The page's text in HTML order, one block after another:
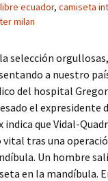
ecuador, camiseta
milan
selección
a nuestro
del hospital
el expresidente
indica que Vidal-
tras una
Un hombre
en la mandíbula.